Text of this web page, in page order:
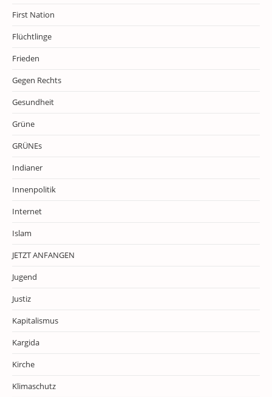
First Nation
Flüchtlinge
Frieden
Gegen Rechts
Gesundheit
Grüne
GRÜNEs
Indianer
Innenpolitik
Internet
Islam
JETZT ANFANGEN
Jugend
Justiz
Kapitalismus
Kargida
Kirche
Klimaschutz